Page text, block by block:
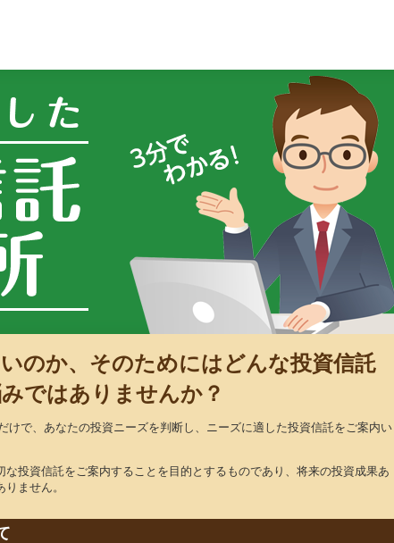
のか、そのためにはどんな投資信託
ではありませんか？
けで、あなたの投資ニーズを判断し、ニーズに適した投資信託をご案内い
投資信託をご案内することを目的とするものであり、将来の投資成果あ
ません。